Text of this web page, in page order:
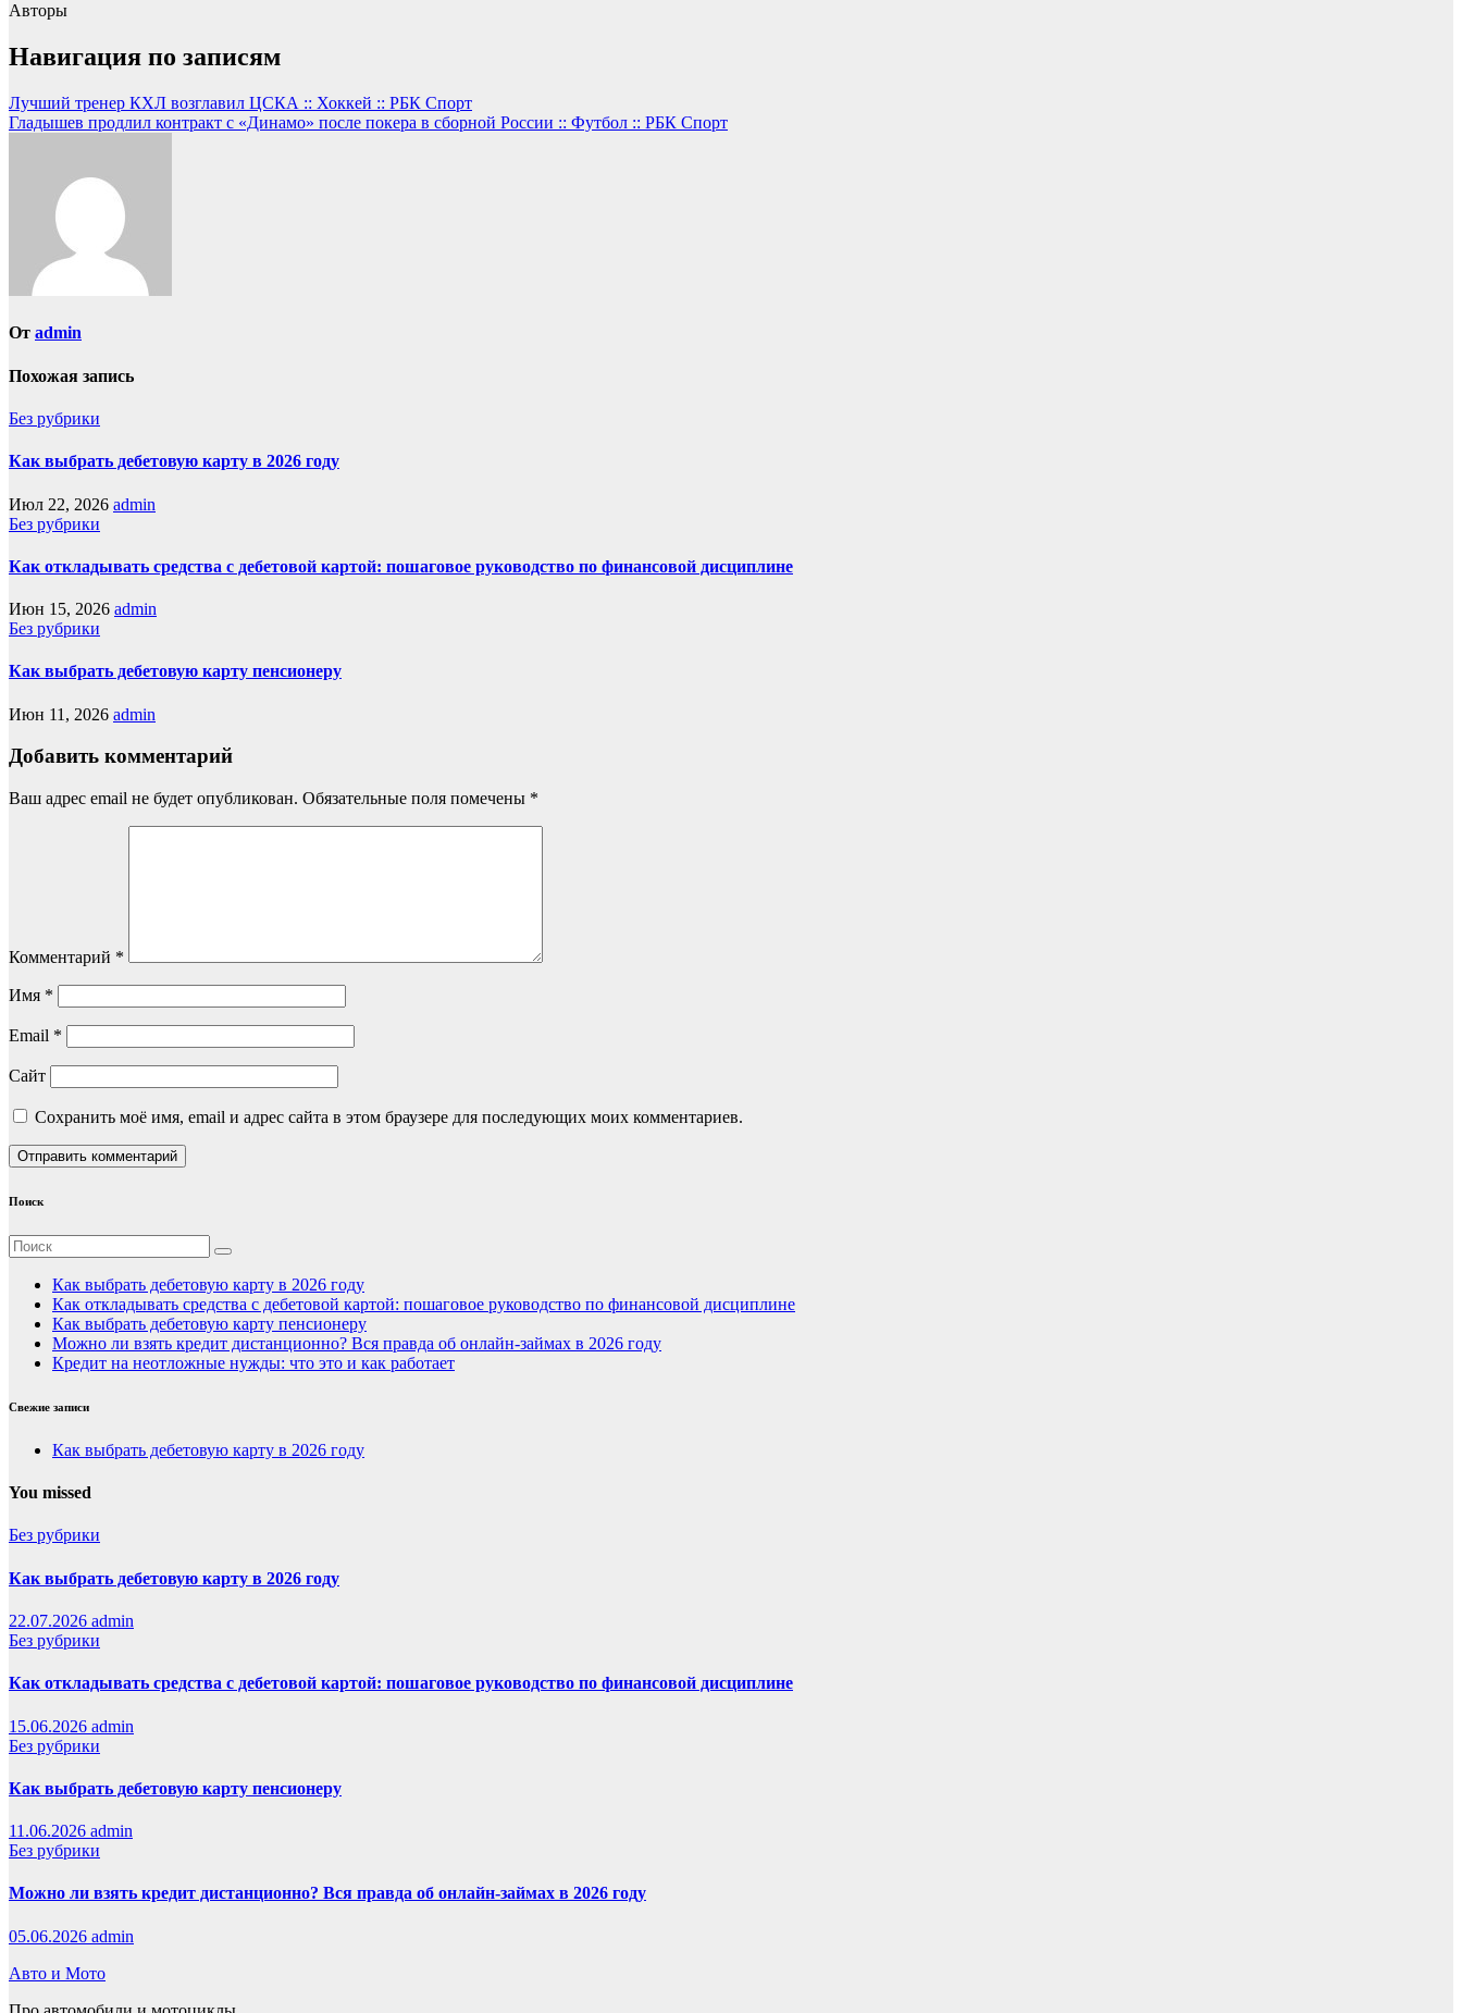
Авторы
Навигация по записям
Лучший тренер КХЛ возглавил ЦСКА :: Хоккей :: РБК Спорт
Гладышев продлил контракт с «Динамо» после покера в сборной России :: Футбол :: РБК Спорт
От admin
Похожая запись
Без рубрики
Как выбрать дебетовую карту в 2026 году
Июл 22, 2026 admin
Без рубрики
Как откладывать средства с дебетовой картой: пошаговое руководство по финансовой дисциплине
Июн 15, 2026 admin
Без рубрики
Как выбрать дебетовую карту пенсионеру
Июн 11, 2026 admin
Добавить комментарий
Ваш адрес email не будет опубликован. Обязательные поля помечены *
Комментарий *
Имя *
Email *
Сайт
Сохранить моё имя, email и адрес сайта в этом браузере для последующих моих комментариев.
Поиск
Как выбрать дебетовую карту в 2026 году
Как откладывать средства с дебетовой картой: пошаговое руководство по финансовой дисциплине
Как выбрать дебетовую карту пенсионеру
Можно ли взять кредит дистанционно? Вся правда об онлайн-займах в 2026 году
Кредит на неотложные нужды: что это и как работает
Свежие записи
Как выбрать дебетовую карту в 2026 году
You missed
Без рубрики
Как выбрать дебетовую карту в 2026 году
22.07.2026 admin
Без рубрики
Как откладывать средства с дебетовой картой: пошаговое руководство по финансовой дисциплине
15.06.2026 admin
Без рубрики
Как выбрать дебетовую карту пенсионеру
11.06.2026 admin
Без рубрики
Можно ли взять кредит дистанционно? Вся правда об онлайн-займах в 2026 году
05.06.2026 admin
Авто и Мото